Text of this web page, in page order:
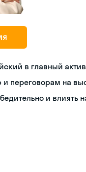
в главный
и переговорам на
и влиять